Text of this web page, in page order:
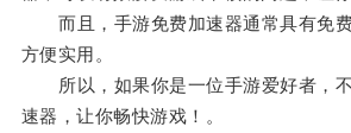
而且，手游免费加速器通常具有免费
方便实用。
所以，如果你是一位手游爱好者，不
速器，让你畅快游戏！。